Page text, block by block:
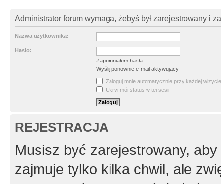
Administrator forum wymaga, żebyś był zarejestrowany i
Nazwa użytkownika:
Hasło:
Zapomniałem hasła
Wyślij ponownie e-mail aktywujący
Zaloguj mnie automatycznie przy każdej wizycie
Ukryj mój status w tej sesji
REJESTRACJA
Musisz być zarejestrowany,
zajmuje tylko kilka chwil, ale